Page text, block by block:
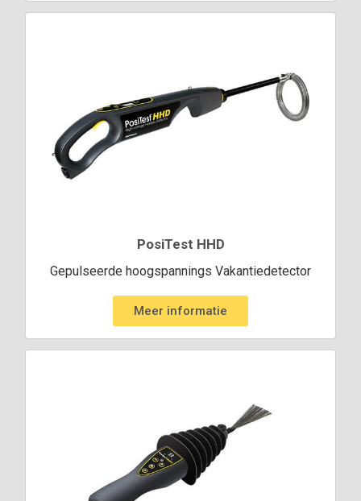
PosiTest HHD
Gepulseerde hoogspannings Vakantiedetector
Meer informatie